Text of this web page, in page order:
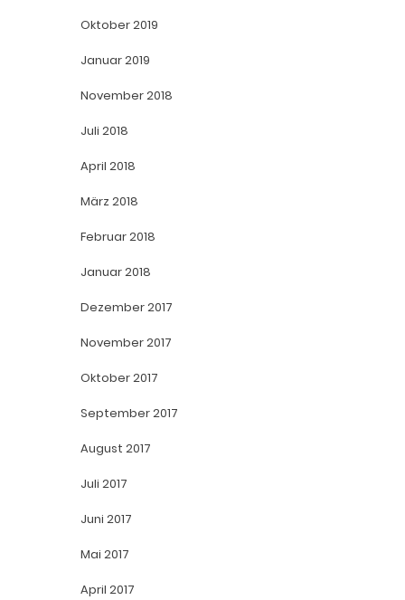
Oktober 2019
Januar 2019
November 2018
Juli 2018
April 2018
März 2018
Februar 2018
Januar 2018
Dezember 2017
November 2017
Oktober 2017
September 2017
August 2017
Juli 2017
Juni 2017
Mai 2017
April 2017